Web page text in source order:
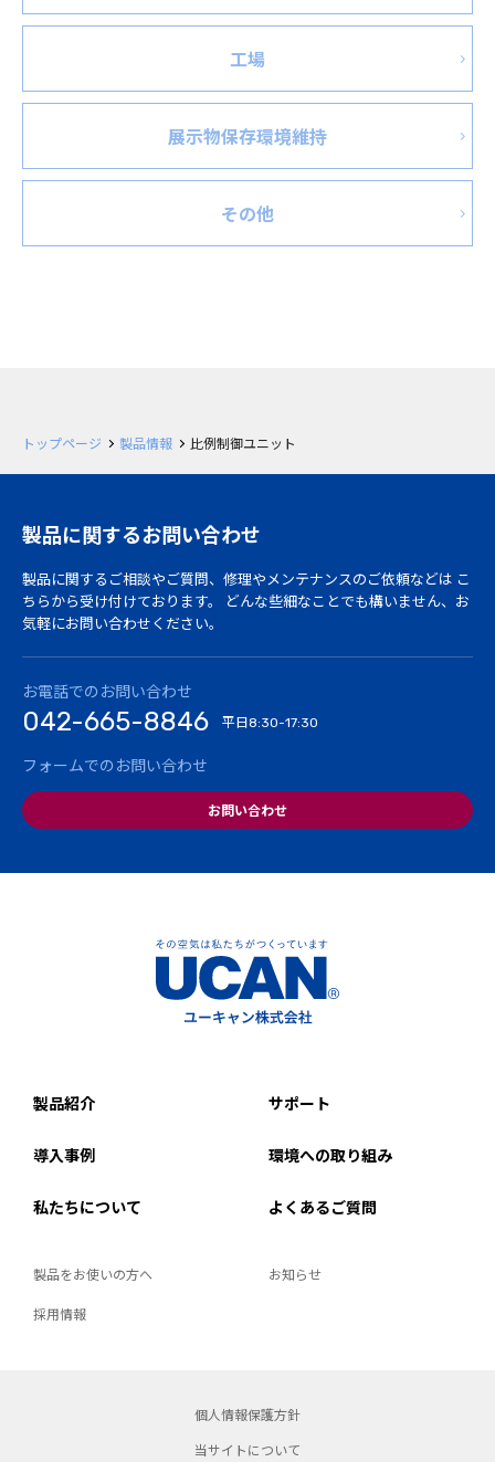
工場
展示物保存環境維持
その他
トップページ 製品情報 比例制御ユニット
製品に関するお問い合わせ
製品に関するご相談やご質問、修理やメンテナンスのご依頼などは こ
ちらから受け付けております。
どんな些細なことでも構いません、お
気軽にお問い合わせください。
お電話でのお問い合わせ
042-665-8846 平日8:30-17:30
フォームでのお問い合わせ
お問い合わせ
製品紹介 サポート
導入事例 環境への取り組み
私たちについて よくあるご質問
製品をお使いの方へ お知らせ
採用情報
個人情報保護方針
当サイトについて